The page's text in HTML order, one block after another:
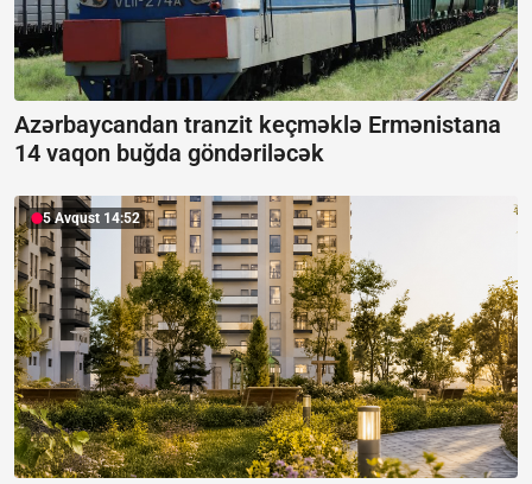
Azərbaycandan tranzit keçməklə Ermənistana
14 vaqon buğda göndəriləcək
5 Avqust 14:52